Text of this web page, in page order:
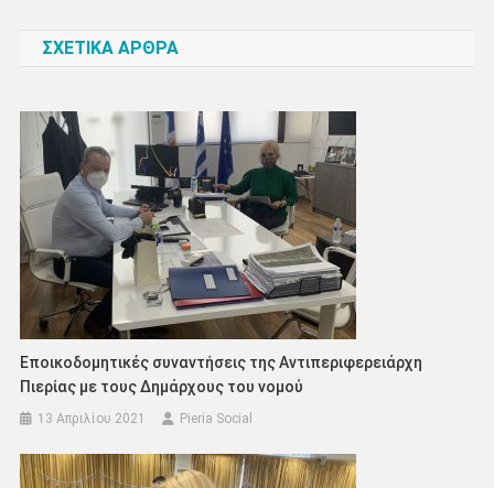
ΣΧΕΤΙΚΑ ΑΡΘΡΑ
Εποικοδομητικές συναντήσεις της Αντιπεριφερειάρχη
Πιερίας με τους Δημάρχους του νομού
13 Απριλίου 2021 Pieria Social